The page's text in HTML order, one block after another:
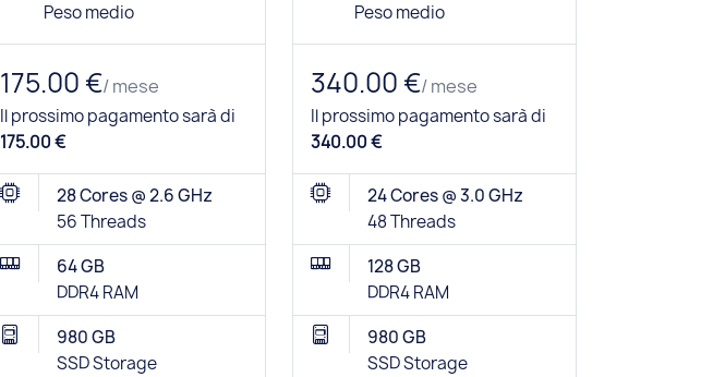
Peso medio
175.00 €/ mese
Il prossimo pagamento sarà di
175.00 €
28 Cores @ 2.6 GHz
56 Threads
64 GB
DDR4 RAM
980 GB
SSD Storage
Peso medio
340.00 €/ mese
Il prossimo pagamento sarà di
340.00 €
24 Cores @ 3.0 GHz
48 Threads
128 GB
DDR4 RAM
980 GB
SSD Storage